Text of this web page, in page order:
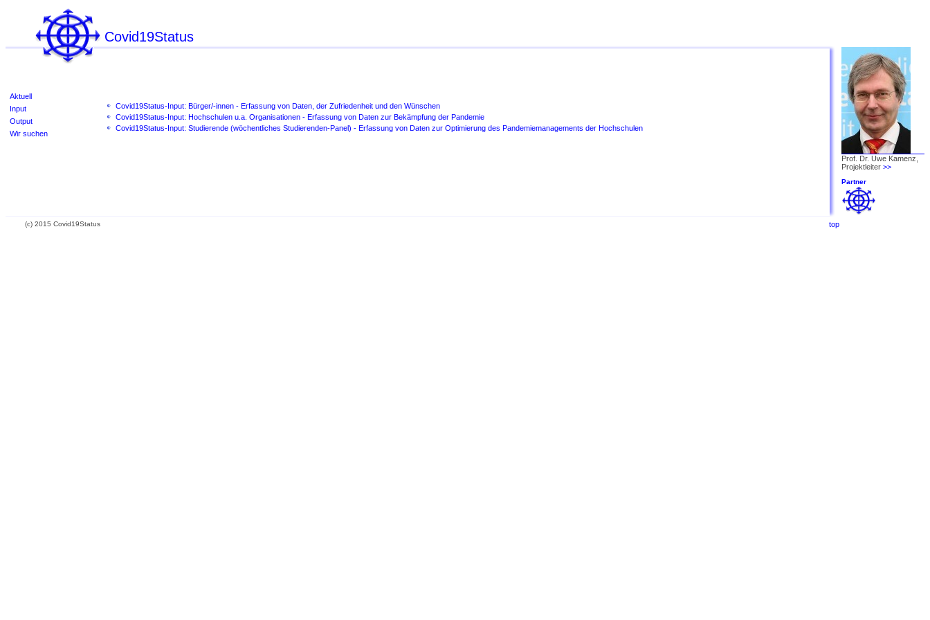
Covid19Status
Prof. Dr. Uwe Kamenz,
Projektleiter >>
Partner
Aktuell
Input
Output
Wir suchen
Covid19Status-Input: Bürger/-innen - Erfassung von Daten, der Zufriedenheit und den Wünschen
Covid19Status-Input: Hochschulen u.a. Organisationen - Erfassung von Daten zur Bekämpfung der Pandemie
Covid19Status-Input: Studierende (wöchentliches Studierenden-Panel) - Erfassung von Daten zur Optimierung des Pandemiemanagements der Hochschulen
(c) 2015 Covid19Status top